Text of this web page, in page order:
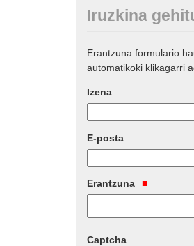
Iruzkina
Erantzuna formulario
automatikoki klikagarri
Izena
E-posta
Erantzuna
Captcha